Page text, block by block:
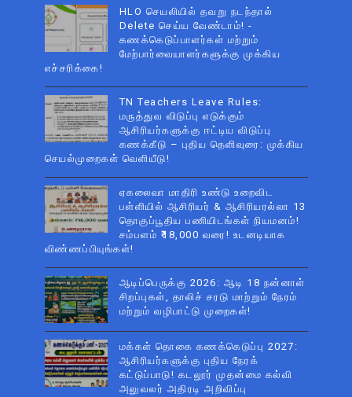
HLO செயலியில் தவறு நடந்தால்
Delete செய்ய வேண்டாம்! -
கணக்கெடுப்பாளர்கள் மற்றும்
மேற்பார்வையாளர்களுக்கு முக்கிய
எச்சரிக்கை!
TN Teachers Leave Rules:
மருத்துவ விடுப்பு எடுக்கும்
ஆசிரியர்களுக்கு ஈட்டிய விடுப்பு
கணக்கீடு – புதிய தெளிவுரை: முக்கிய
செயல்முறைகள் வெளியீடு!
ஏகலைவா மாதிரி உண்டு உறைவிட
பள்ளியில் ஆசிரியர் & ஆசிரியரல்லா 13
தொகுப்பூதிய பணியிடங்கள் நியமனம்!
சம்பளம் ₹18,000 வரை! உடனடியாக
விண்ணப்பியுங்கள்!
ஆடிப்பெருக்கு 2026: ஆடி 18 நன்னாள்
சிறப்புகள், தாலிச் சரடு மாற்றும் நேரம்
மற்றும் வழிபாட்டு முறைகள்!
மக்கள் தொகை கணக்கெடுப்பு 2027:
ஆசிரியர்களுக்கு புதிய நேரக்
கட்டுப்பாடு! கடலூர் முதன்மை கல்வி
அலுவலர் அதிரடி அறிவிப்பு